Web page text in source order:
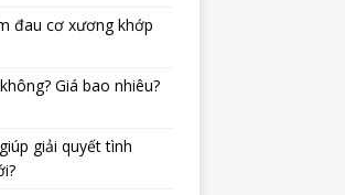
đau cơ xương khớp
Giá bao nhiêu?
giải quyết tình